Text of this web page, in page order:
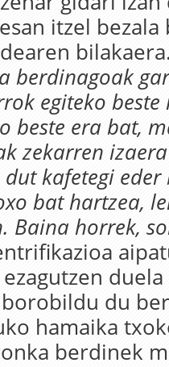
itzel
bilakaera.
berdinagoak
egiteko
beste era bat,
zekarren
dut kafetegi
bat hartzea,
Baina horrek,
du
hamaika
berdinek